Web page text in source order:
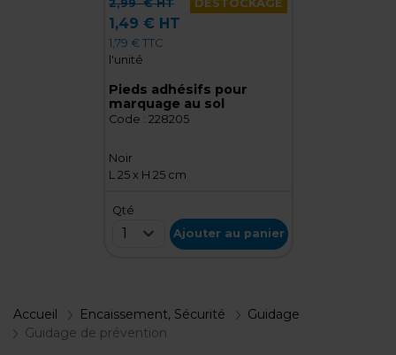
2,99€ HT DÉSTOCKAGE
1,49 € HT
1,79 € TTC
l'unité
Pieds adhésifs pour
marquage au sol
Code : 228205
Noir
L 25 x H 25 cm
Qté
1 Ajouter au panier
Accueil Encaissement, Sécurité
Guidage
Guidage de prévention